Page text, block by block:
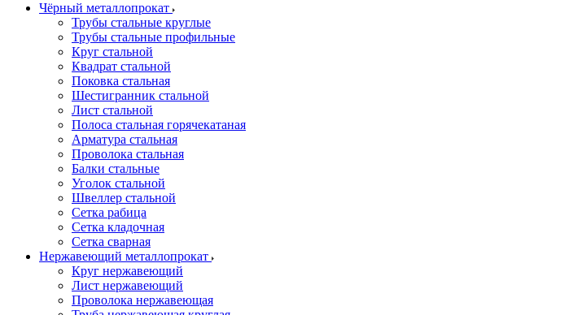
Чёрный металлопрокат
Трубы стальные круглые
Трубы стальные профильные
Круг стальной
Квадрат стальной
Поковка стальная
Шестигранник стальной
Лист стальной
Полоса стальная горячекатаная
Арматура стальная
Проволока стальная
Балки стальные
Уголок стальной
Швеллер стальной
Сетка рабица
Сетка кладочная
Сетка сварная
Нержавеющий металлопрокат
Круг нержавеющий
Лист нержавеющий
Проволока нержавеющая